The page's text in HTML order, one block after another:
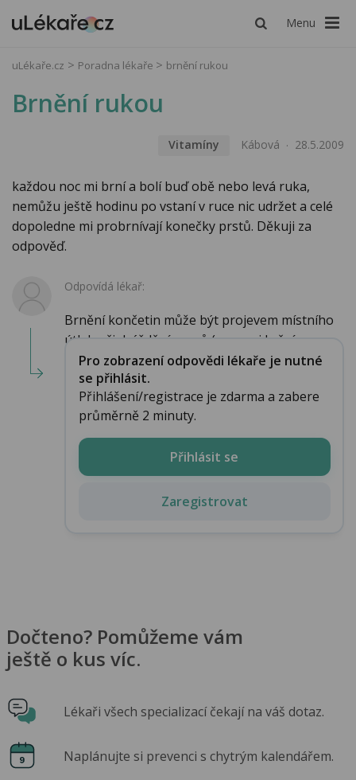
Menu
uLékaře.cz Poradna lékaře brnění rukou
Brnění rukou
Vitamíny Kábová 28.5.2009
každou noc mi brní a bolí buď obě nebo levá ruka,
nemůžu ještě hodinu po vstaní v ruce nic udržet a celé
dopoledne mi probrnívají konečky prstů. Děkuji za
odpověď.
Odpovídá lékař:
Brnění končetin může být projevem místního
útlaku či dráždění nervů ( nemoci krční ...
Pro zobrazení odpovědi lékaře je nutné
se přihlásit.
Přihlášení/registrace je zdarma a zabere
průměrně 2 minuty.
Přihlásit se
Zaregistrovat
Dočteno? Pomůžeme vám
ještě o kus víc.
Lékaři všech specializací čekají na váš dotaz.
Naplánujte si prevenci s chytrým kalendářem.